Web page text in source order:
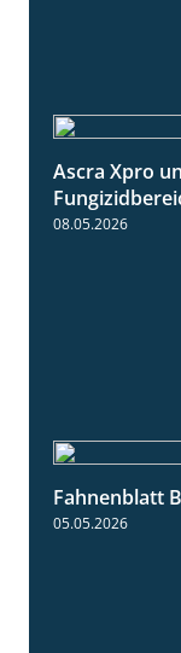
Ascra Xpro
08.05.2026
Fahnenblatt
05.05.2026